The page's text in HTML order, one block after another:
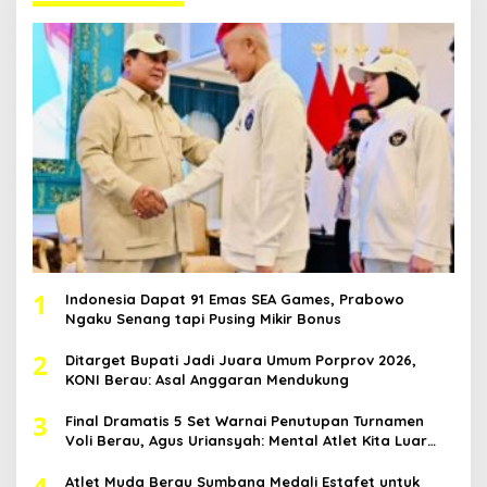
1
Indonesia Dapat 91 Emas SEA Games, Prabowo
Ngaku Senang tapi Pusing Mikir Bonus
2
Ditarget Bupati Jadi Juara Umum Porprov 2026,
KONI Berau: Asal Anggaran Mendukung
3
Final Dramatis 5 Set Warnai Penutupan Turnamen
Voli Berau, Agus Uriansyah: Mental Atlet Kita Luar
Atlet Muda Berau Sumbang Medali Estafet untuk